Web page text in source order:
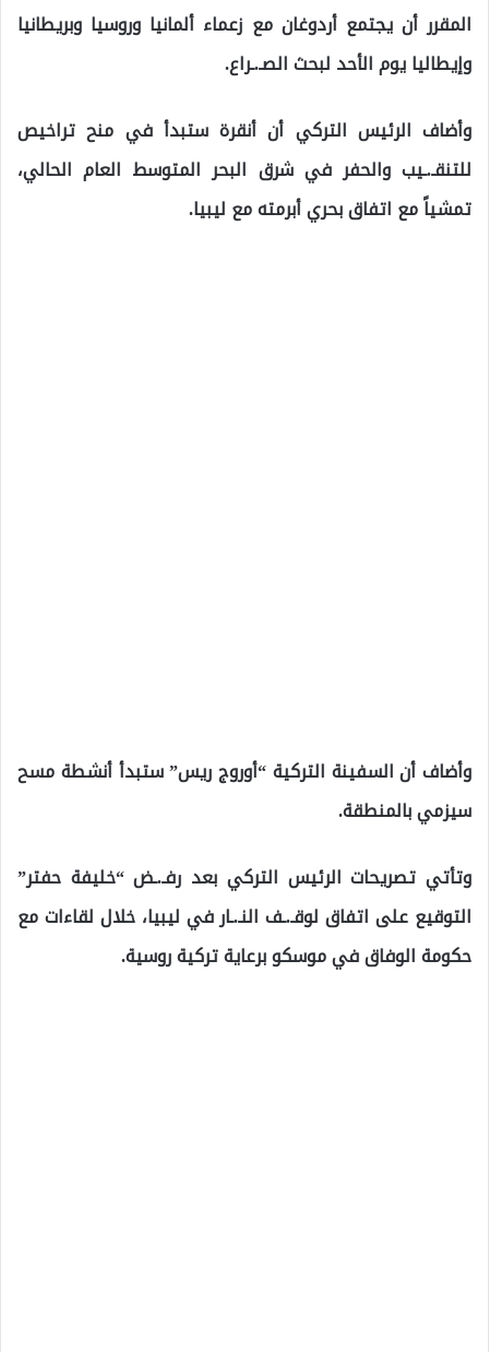
المقرر أن يجتمع أردوغان مع زعماء ألمانيا وروسيا وبريطانيا
وإيطاليا يوم الأحد لبحث الصـ.ـراع.
وأضاف الرئيس التركي أن أنقرة ستبدأ في منح تراخيص
للتنقـ.ـيب والحفر في شرق البحر المتوسط العام الحالي،
تمشياً مع اتفاق بحري أبرمته مع ليبيا.
وأضاف أن السفينة التركية “أوروج ريس” ستبدأ أنشطة مسح
سيزمي بالمنطقة.
وتأتي تصريحات الرئيس التركي بعد رفـ.ـض “خليفة حفتر”
التوقيع على اتفاق لوقـ.ـف النـ.ـار في ليبيا، خلال لقاءات مع
حكومة الوفاق في موسكو برعاية تركية روسية.